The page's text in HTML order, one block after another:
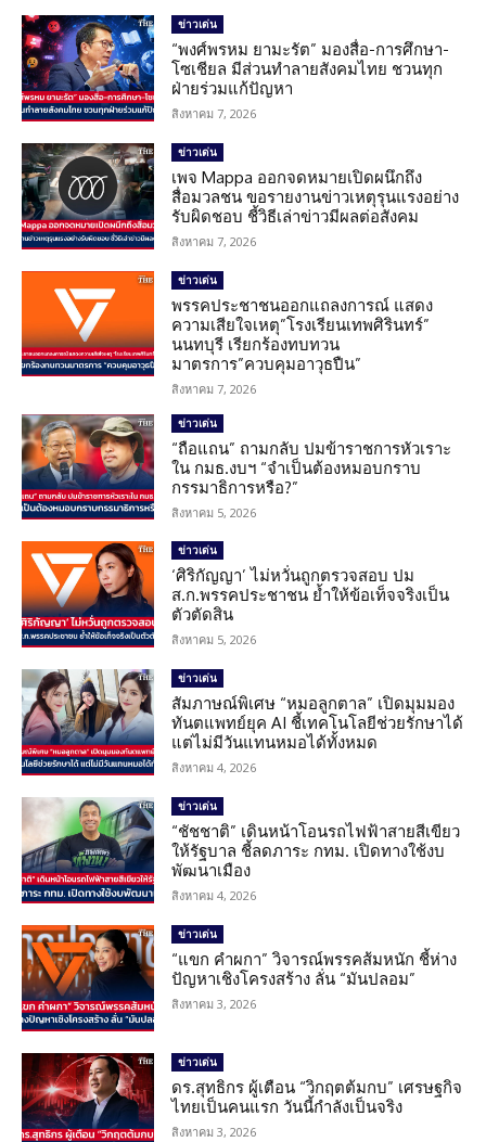
ข่าวเด่น
“พงศ์พรหม ยามะรัต” มองสื่อ-การศึกษา-
โซเชียล มีส่วนทำลายสังคมไทย ชวนทุก
ฝ่ายร่วมแก้ปัญหา
สิงหาคม 7, 2026
ข่าวเด่น
เพจ Mappa ออกจดหมายเปิดผนึกถึง
สื่อมวลชน ขอรายงานข่าวเหตุรุนแรงอย่าง
รับผิดชอบ ชี้วิธีเล่าข่าวมีผลต่อสังคม
สิงหาคม 7, 2026
ข่าวเด่น
พรรคประชาชนออกแถลงการณ์ แสดง
ความเสียใจเหตุ”โรงเรียนเทพศิรินทร์”
นนทบุรี เรียกร้องทบทวน
มาตรการ”ควบคุมอาวุธปืน”
สิงหาคม 7, 2026
ข่าวเด่น
“ถือแถน” ถามกลับ ปมข้าราชการหัวเราะ
ใน กมธ.งบฯ “จำเป็นต้องหมอบกราบ
กรรมาธิการหรือ?”
สิงหาคม 5, 2026
ข่าวเด่น
‘ศิริกัญญา’ ไม่หวั่นถูกตรวจสอบ ปม
ส.ก.พรรคประชาชน ย้ำให้ข้อเท็จจริงเป็น
ตัวตัดสิน
สิงหาคม 5, 2026
ข่าวเด่น
สัมภาษณ์พิเศษ “หมอลูกตาล” เปิดมุมมอง
ทันตแพทย์ยุค AI ชี้เทคโนโลยีช่วยรักษาได้
แต่ไม่มีวันแทนหมอได้ทั้งหมด
สิงหาคม 4, 2026
ข่าวเด่น
“ชัชชาติ” เดินหน้าโอนรถไฟฟ้าสายสีเขียว
ให้รัฐบาล ชี้ลดภาระ กทม. เปิดทางใช้งบ
พัฒนาเมือง
สิงหาคม 4, 2026
ข่าวเด่น
“แขก คำผกา” วิจารณ์พรรคส้มหนัก ชี้ห่าง
ปัญหาเชิงโครงสร้าง ลั่น “มันปลอม”
สิงหาคม 3, 2026
ข่าวเด่น
ดร.สุทธิกร ผู้เตือน “วิกฤตต้มกบ” เศรษฐกิจ
ไทยเป็นคนแรก วันนี้กำลังเป็นจริง
สิงหาคม 3, 2026